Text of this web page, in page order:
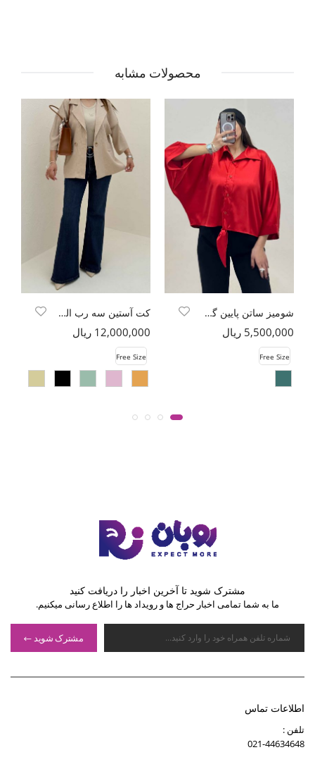
محصولات مشابه
شومیز ساتن پایین گره ای یلدایی
5,500,000 ریال
Free Size
کت آستین سه رب السا
12,000,000 ریال
Free Size
مشترک شوید تا آخرین اخبار را دریافت کنید
ما به شما تمامی اخبار حراج ها و رویداد ها را اطلاع رسانی میکنیم.
مشترک شوید
اطلاعات تماس
تلفن :
021-44634648